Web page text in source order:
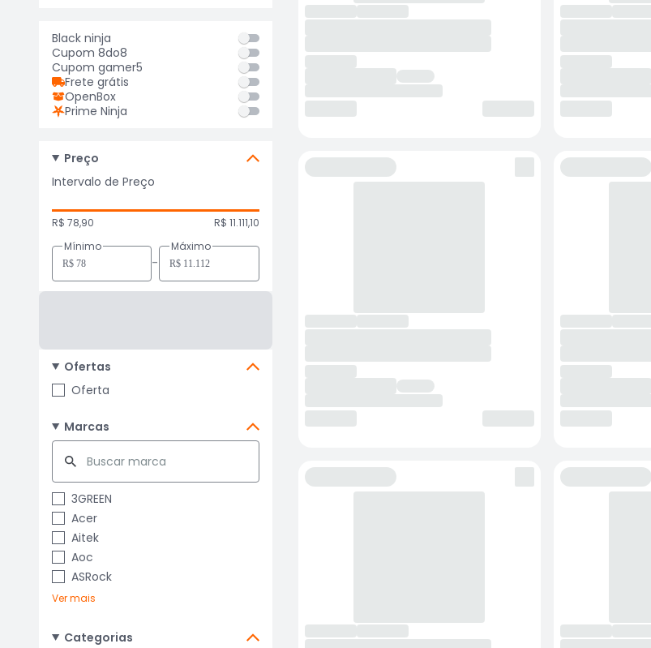
Black ninja
Cupom 8do8
Cupom gamer5
Frete grátis
OpenBox
Prime Ninja
Preço
Intervalo de Preço
R$ 78,90
R$ 11.111,10
Mínimo
-
Máximo
Ofertas
Oferta
Marcas
3GREEN
Acer
Aitek
Aoc
ASRock
Ver mais
Categorias